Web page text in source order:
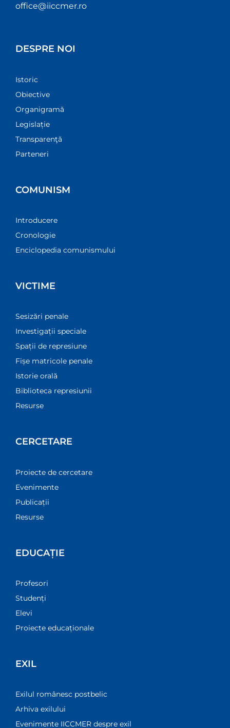
office@iiccmer.ro
DESPRE NOI
Istoric
Obiective
Organigramă
Legislație
Transparenţă
Parteneri
COMUNISM
Introducere
Cronologie
Enciclopedia comunismului
VICTIME
Sesizări penale
Investigații speciale
Spații de represiune
Fișe matricole penale
Istorie orală
Biblioteca represiunii
Resurse
CERCETARE
Proiecte de cercetare
Evenimente
Publicații
Resurse
EDUCAȚIE
Profesori
Studenți
Elevi
Proiecte educaționale
EXIL
Exilul românesc postbelic
Arhiva exilului
Evenimente IICCMER despre exil